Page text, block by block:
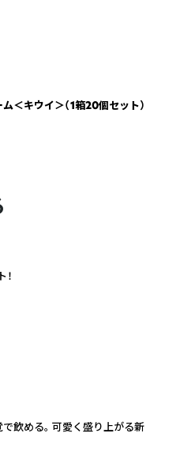
＜キウイ＞（1箱20個セット）
飲める。 可愛く盛り上がる新